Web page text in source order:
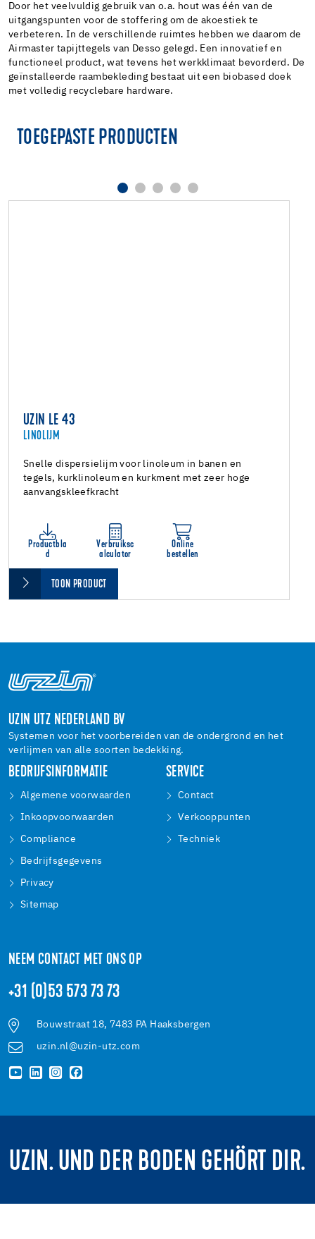
Door het veelvuldig gebruik van o.a. hout was één van de
uitgangspunten voor de stoffering om de akoestiek te
verbeteren. In de verschillende ruimtes hebben we daarom de
Airmaster tapijttegels van Desso gelegd. Een innovatief en
functioneel product, wat tevens het werkklimaat bevorderd. De
geïnstalleerde raambekleding bestaat uit een biobased doek
met volledig recyclebare hardware.
TOEGEPASTE PRODUCTEN
UZIN LE 43
LINOLIJM
Snelle dispersielijm voor linoleum in banen en
tegels, kurklinoleum en kurkment met zeer hoge
aanvangskleefkracht
Productbla
d
Verbruiksc
alculator
Online
bestellen
TOON PRODUCT
UZIN UTZ NEDERLAND BV
Systemen voor het voorbereiden van de ondergrond en het
verlijmen van alle soorten bedekking.
BEDRIJFSINFORMATIE
Algemene voorwaarden
Inkoopvoorwaarden
Compliance
Bedrijfsgegevens
Privacy
Sitemap
SERVICE
Contact
Verkooppunten
Techniek
NEEM CONTACT MET ONS OP
+31 (0)53 573 73 73
Bouwstraat 18, 7483 PA Haaksbergen
uzin.nl@uzin-utz.com
UZIN. UND DER BODEN GEHÖRT DIR.